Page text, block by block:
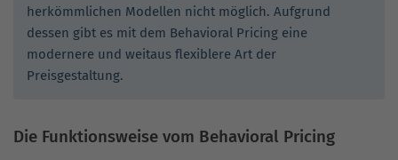
herkömmlichen Modellen nicht möglich. Aufgrund
dessen gibt es mit dem Behavioral Pricing eine
modernere und weitaus flexiblere Art der
Preisgestaltung.
Die Funktionsweise vom Behavioral Pricing